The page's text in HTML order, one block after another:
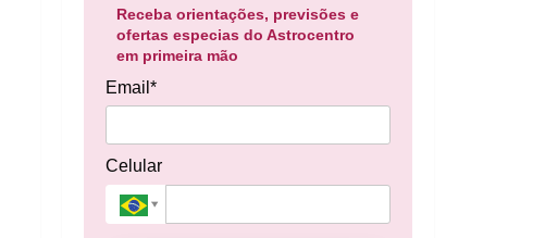
Receba orientações, previsões e
ofertas especias do Astrocentro
em primeira mão
Email*
Celular